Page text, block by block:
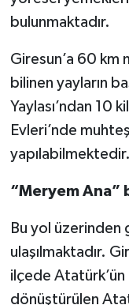
bulunmaktadır.
Giresun’a 60 km
bilinen yayların
Yaylası’ndan 10
Evleri’nde
yapılabilmektedir.
“Meryem Ana”
Bu yol üzerinden
ulaşılmaktadır.
ilçede Atatürk’ün
dönüştürülen